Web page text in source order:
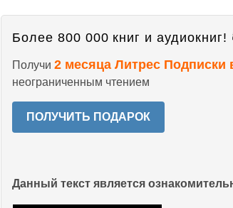
Более 800 000 книг и аудиокниг!
Получи 2 месяца Литрес Подписки
неограниченным чтением
ПОЛУЧИТЬ ПОДАРОК
Данный текст является